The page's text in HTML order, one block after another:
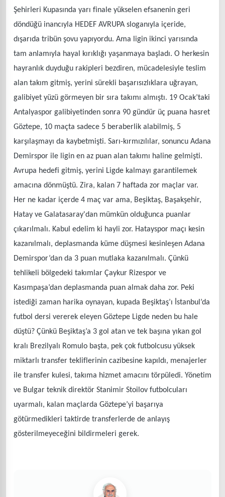
Şehirleri Kupasında yarı finale yükselen efsanenin geri
döndüğü inancıyla HEDEF AVRUPA sloganıyla içeride,
dışarıda tribün şovu yapıyordu. Ama ligin ikinci yarısında
tam anlamıyla hayal kırıklığı yaşanmaya başladı. O herkesin
hayranlık duyduğu rakipleri bezdiren, mücadelesiyle teslim
alan takım gitmiş, yerini sürekli başarısızlıklara uğrayan,
galibiyet yüzü görmeyen bir sıra takımı almıştı. 19 Ocak’taki
Antalyaspor galibiyetinden sonra 90 gündür üç puana hasret
Göztepe, 10 maçta sadece 5 beraberlik alabilmiş, 5
karşılaşmayı da kaybetmişti. Sarı-kırmızılılar, sonuncu Adana
Demirspor ile ligin en az puan alan takımı haline gelmişti.
Avrupa hedefi gitmiş, yerini Ligde kalmayı garantilemek
amacına dönmüştü. Zira, kalan 7 haftada zor maçlar var.
Her ne kadar içerde 4 maç var ama, Beşiktaş, Başakşehir,
Hatay ve Galatasaray'dan mümkün olduğunca puanlar
çıkarılmalı. Kabul edelim ki hayli zor. Hatayspor maçı kesin
kazanılmalı, deplasmanda küme düşmesi kesinleşen Adana
Demirspor’dan da 3 puan mutlaka kazanılmalı. Çünkü
tehlikeli bölgedeki takımlar Çaykur Rizespor ve
Kasımpaşa’dan deplasmanda puan almak daha zor. Peki
istediği zaman harika oynayan, kupada Beşiktaş’ı İstanbul’da
futbol dersi vererek eleyen Göztepe Ligde neden bu hale
düştü? Çünkü Beşiktaş’a 3 gol atan ve tek başına yıkan gol
kralı Brezilyalı Romulo başta, pek çok futbolcusu yüksek
miktarlı transfer tekliflerinin cazibesine kapıldı, menajerler
ile transfer kulesi, takıma hizmet amacını törpüledi. Yönetim
ve Bulgar teknik direktör Stanimir Stoilov futbolcuları
uyarmalı, kalan maçlarda Göztepe’yi başarıya
götürmedikleri taktirde transferlerde de anlayış
gösterilmeyeceğini bildirmeleri gerek.